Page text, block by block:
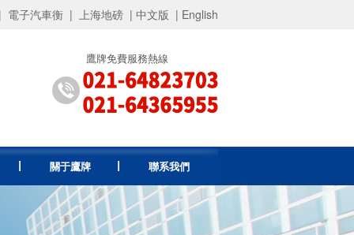
電子汽車衡 | 上海地磅 | 中文版 | English
鷹牌免費服務熱線
關于鷹牌 聯系我們